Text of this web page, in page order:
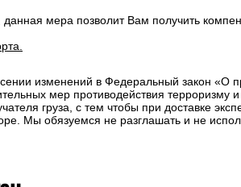
мера позволит Вам получить
изменений в Федеральный закон «О
мер противодействия терроризму
груза, с тем чтобы при доставке
Мы обязуемся не разглашать и не